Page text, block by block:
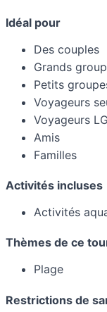
Idéal pour
Des couples
Grands
Petits
Voyageurs
Voyageurs
Amis
Familles
Activités incluses
Activités
Thèmes de ce
Plage
Restrictions de